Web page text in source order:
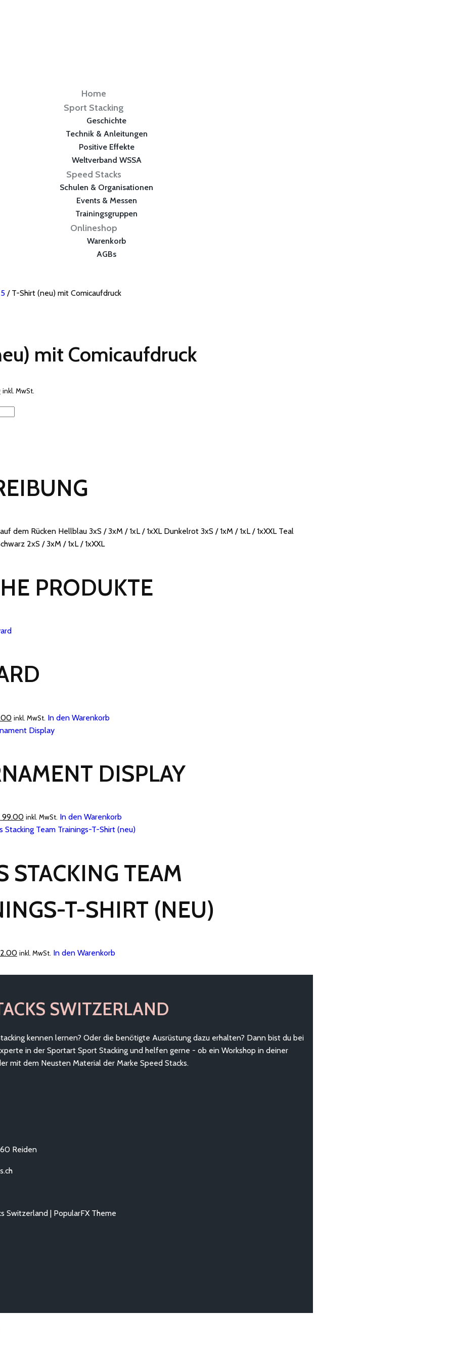
Home
Sport Stacking
Geschichte
Technik & Anleitungen
Positive Effekte
Weltverband WSSA
Speed Stacks
Schulen & Organisationen
Events & Messen
Trainingsgruppen
Onlineshop
Warenkorb
AGBs
/ T-Shirt (neu) mit Comicaufdruck
mit Comicaufdruck
Aktueller
ist:
inkl. MwSt.
dem Rücken Hellblau 3xS / 3xM / 1xL / 1xXL Dunkelrot 3xS / 1xM / 1xL / 1xXXL Teal
2xS / 3xM / 1xL / 1xXXL
PRODUKTE
Aktueller
Preis
inkl. MwSt. In den Warenkorb
DISPLAY
99.00Aktueller
Preis
inkl. MwSt. In den Warenkorb
STACKING TEAM
T-SHIRT (NEU)
Aktueller
ist:
inkl. MwSt. In den Warenkorb
SWITZERLAND
kennen lernen? Oder die benötigte Ausrüstung dazu erhalten? Dann bist du bei
in der Sportart Sport Stacking und helfen gerne - ob ein Workshop in deiner
mit dem Neusten Material der Marke Speed Stacks.
Reiden
Switzerland | PopularFX Theme